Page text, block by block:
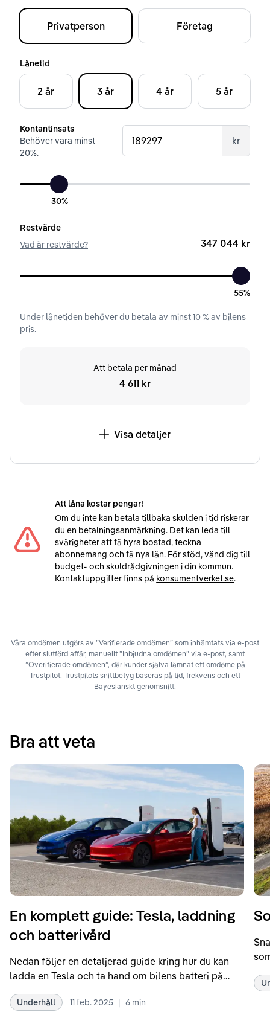
Privatperson Företag
Lånetid
2 år 3 år 4 år 5 år
Kontantinsats
Behöver vara minst
20%.
kr
30%
Restvärde
Vad är restvärde?
347 044 kr
55%
Under lånetiden behöver du betala av minst10% av bilens
pris.
Att betala per månad
4 611 kr
Visa detaljer
Att låna kostar pengar!
Om du inte kan betala tillbaka skulden i tid riskerar
du en betalningsanmärkning. Det kan leda till
svårigheter att få hyra bostad, teckna
abonnemang och få nya lån. För stöd, vänd dig till
budget- och skuldrådgivningen i din kommun.
Kontaktuppgifter finns på konsumentverket.se.
Våra omdömen utgörs av ”Verifierade omdömen” som inhämtats via e-post
efter slutförd affär, manuellt ”Inbjudna omdömen” via e-post, samt
”Overifierade omdömen”, där kunder själva lämnat ett omdöme på
Trustpilot. Trustpilots snittbetyg baseras på tid, frekvens och ett
Bayesianskt genomsnitt.
Bra att veta
En komplett guide: Tesla, laddning
och batterivård
Nedan följer en detaljerad guide kring hur du kan
ladda en Tesla och ta hand om bilens batteri på
rekommendationer samt våra egna erfarenheter
Underhåll 11 feb. 2025 | 6 min